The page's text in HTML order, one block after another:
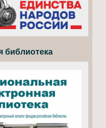
библиотека